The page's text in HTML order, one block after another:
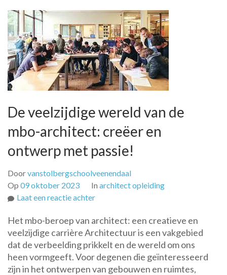
De veelzijdige wereld van de
mbo-architect: creëer en
ontwerp met passie!
Doorvanstolbergschoolveenendaal
Op 09 oktober 2023 In architect opleiding
Laat een reactie achterop
veelzijdige
wereld
van
de
mbo-
Het mbo-beroep van architect: een creatieve en
veelzijdige carrière Architectuur is een vakgebied
dat de verbeelding prikkelt en de wereld om ons
heen vormgeeft. Voor degenen die geïnteresseerd
zijn in het ontwerpen van gebouwen en ruimtes,